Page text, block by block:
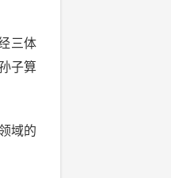
三体
子算
域的